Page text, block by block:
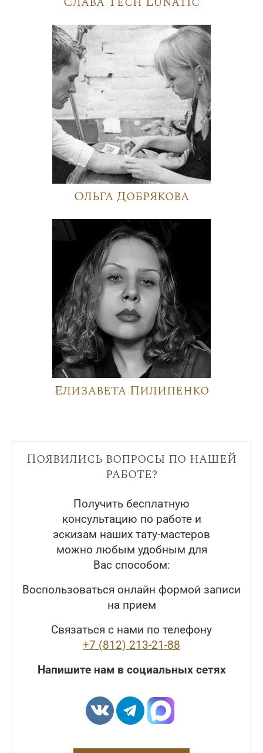
Ольга Добрякова
Елизавета Пилипенко
Появились вопросы по нашей
работе?
Получить бесплатную
консультацию по работе и
эскизам наших тату-мастеров
можно любым удобным для
Вас способом:
Воспользоваться онлайн формой записи
на прием
Связаться с нами по телефону
+7 (812) 213-21-88
Напишите нам в социальных сетях